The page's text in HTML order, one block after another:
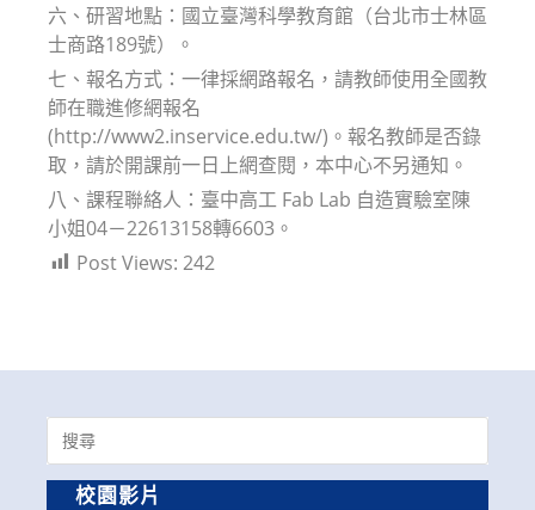
六、研習地點：國立臺灣科學教育館（台北市士林區
士商路189號）。
七、報名方式：一律採網路報名，請教師使用全國教
師在職進修網報名
(http://www2.inservice.edu.tw/)。報名教師是否錄
取，請於開課前一日上網查閱，本中心不另通知。
八、課程聯絡人：臺中高工 Fab Lab 自造實驗室陳
小姐04－22613158轉6603。
Post Views: 242
Search
for:
校園影片